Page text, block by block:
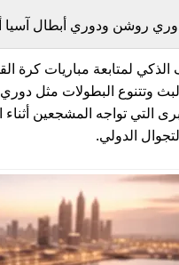
روشن ودوري أبطال آسيا
الذكي لمتابعة مباريات
وتتنوع البطولات مثل
التي تواجه المشجعين
الدولي.